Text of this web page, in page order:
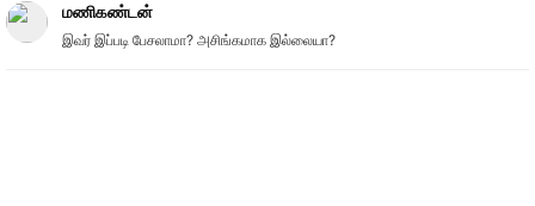
மணிகண்டன்
இவர் இப்படி பேசலாமா? அசிங்கமாக இல்லையா?